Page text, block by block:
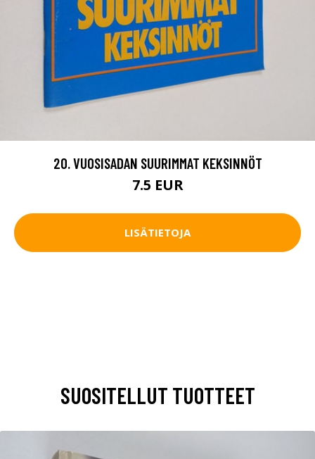
20. VUOSISADAN SUURIMMAT KEKSINNÖT
7.5 EUR
LISÄTIETOJA
SUOSITELLUT TUOTTEET